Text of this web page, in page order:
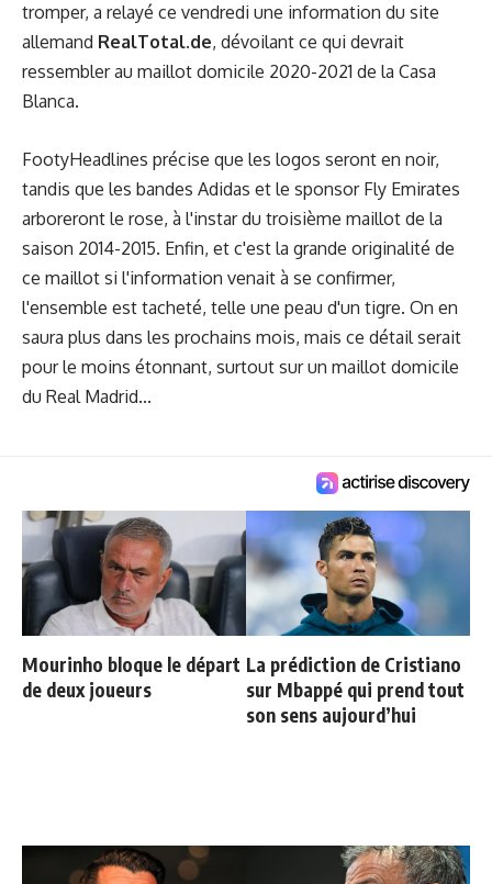
tromper, a relayé ce vendredi une information du site
allemand RealTotal.de, dévoilant ce qui devrait
ressembler au maillot domicile 2020-2021 de la Casa
Blanca.
FootyHeadlines précise que les logos seront en noir,
tandis que les bandes Adidas et le sponsor Fly Emirates
arboreront le rose, à l'instar du troisième maillot de la
saison 2014-2015. Enfin, et c'est la grande originalité de
ce maillot si l'information venait à se confirmer,
l'ensemble est tacheté, telle une peau d'un tigre. On en
saura plus dans les prochains mois, mais ce détail serait
pour le moins étonnant, surtout sur un maillot domicile
du Real Madrid...
Mourinho bloque le départ
de deux joueurs
La prédiction de Cristiano
sur Mbappé qui prend tout
son sens aujourd’hui